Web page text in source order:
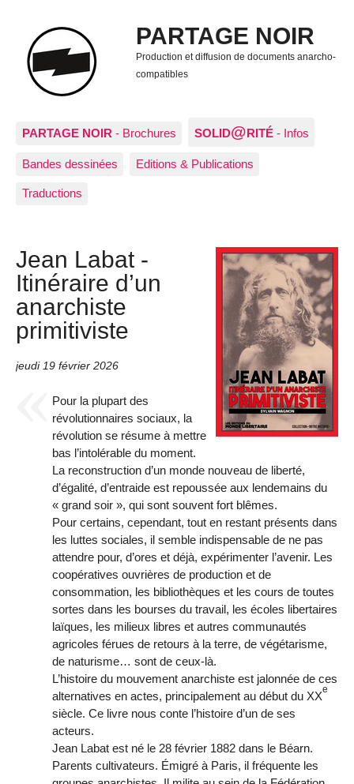
PARTAGE NOIR
Production et diffusion de documents anarcho-
compatibles
PARTAGE NOIR - Brochures SOLID@RITÉ - Infos
Bandes dessinées Editions & Publications
Traductions
Jean Labat -
Itinéraire d’un
anarchiste
primitiviste
jeudi 19 février 2026
Pour la plupart des
révolutionnaires sociaux, la
révolution se résume à mettre
bas l’intolérable du moment.
La reconstruction d’un monde nouveau de liberté,
d’égalité, d’entraide est repoussée aux lendemains du
« grand soir », qui sont souvent fort blêmes.
Pour certains, cependant, tout en restant présents dans
les luttes sociales, il semble indispensable de ne pas
attendre pour, d’ores et déjà, expérimenter l’avenir. Les
coopératives ouvrières de production et de
consommation, les bibliothèques et les cours de toutes
sortes dans les bourses du travail, les écoles libertaires
laïques, les milieux libres et autres communautés
agricoles férues de retours à la terre, de végétarisme,
de naturisme… sont de ceux-là.
L’histoire du mouvement anarchiste est jalonnée de ces
alternatives en actes, principalement au début du XXe
siècle. Ce livre nous conte l’histoire d’un de ses
acteurs.
Jean Labat est né le 28 février 1882 dans le Béarn.
Parents cultivateurs. Émigré à Paris, il fréquente les